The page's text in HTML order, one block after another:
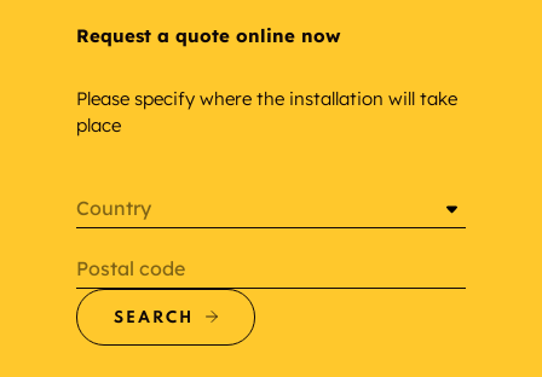
Request a quote online now
Please specify where the installation will take
place
Country
Postal code
SEARCH